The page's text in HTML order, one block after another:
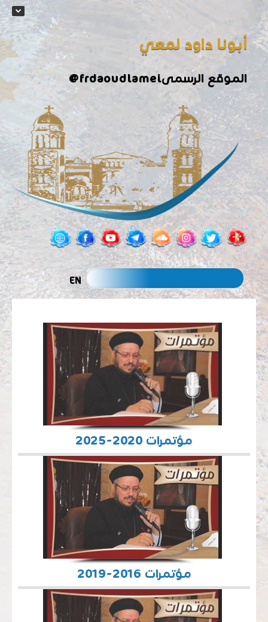
EN
أبونا داود لمعي
الموقع الرسمى@frdaoudlamei
مؤتمرات 2020-2025
مؤتمرات 2016-2019